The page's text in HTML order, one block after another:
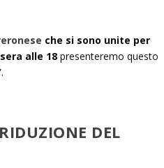
che si sono unite per
alle 18presenteremo questo
DEL